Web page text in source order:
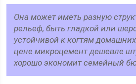
Она может иметь разную
рельеф, быть гладкой или
устойчивой к когтям
цене микроцемент дешевле
хорошо экономит семейный